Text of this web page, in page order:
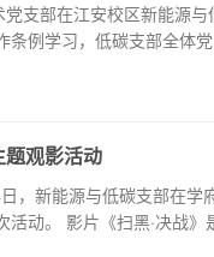
支部在江安校区新能源
例学习，低碳支部全体
观影活动
，新能源与低碳支部在学
动。 影片《扫黑·决战》